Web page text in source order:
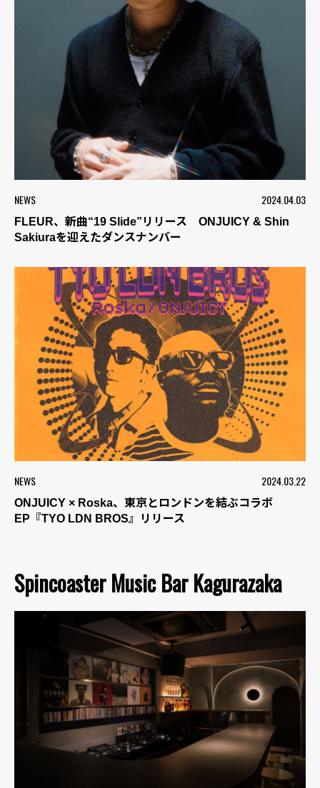
NEWS 2024.04.03
FLEUR、新曲“19 Slide”リリース ONJUICY & Shin
Sakiuraを迎えたダンスナンバー
NEWS 2024.03.22
ONJUICY × Roska、東京とロンドンを結ぶコラボ
EP『TYO LDN BROS』リリース
Spincoaster Music Bar Kagurazaka